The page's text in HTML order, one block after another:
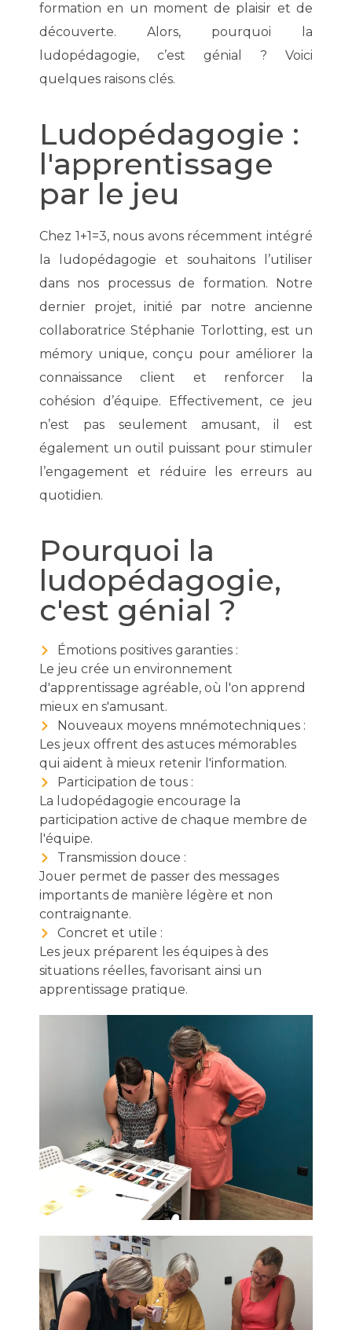
formation en un moment de plaisir et de
découverte. Alors, pourquoi la
ludopédagogie, c’est génial ? Voici
quelques raisons clés.
Ludopédagogie :
l'apprentissage
par le jeu
Chez 1+1=3, nous avons récemment intégré
la ludopédagogie et souhaitons l’utiliser
dans nos processus de formation. Notre
dernier projet, initié par notre ancienne
collaboratrice Stéphanie Torlotting, est un
mémory unique, conçu pour améliorer la
connaissance client et renforcer la
cohésion d’équipe. Effectivement, ce jeu
n’est pas seulement amusant, il est
également un outil puissant pour stimuler
l’engagement et réduire les erreurs au
quotidien.
Pourquoi la
ludopédagogie,
c'est génial ?
Émotions positives garanties :
Le jeu crée un environnement
d'apprentissage agréable, où l'on apprend
mieux en s'amusant.
Nouveaux moyens mnémotechniques :
Les jeux offrent des astuces mémorables
qui aident à mieux retenir l'information.
Participation de tous :
La ludopédagogie encourage la
participation active de chaque membre de
l'équipe.
Transmission douce :
Jouer permet de passer des messages
importants de manière légère et non
contraignante.
Concret et utile :
Les jeux préparent les équipes à des
situations réelles, favorisant ainsi un
apprentissage pratique.